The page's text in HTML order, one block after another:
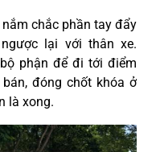
chắc phần tay đẩy
lại với thân xe.
phận để đi tới điểm
đóng chốt khóa ở
là xong.